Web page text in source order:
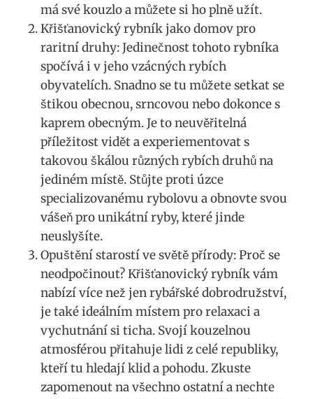
má své kouzlo a můžete si ho plně užít.
Křišťanovický rybník jako domov pro
raritní druhy: Jedinečnost tohoto rybníka
spočívá i v jeho vzácných rybích
obyvatelích. Snadno se tu můžete setkat se
štikou obecnou, srncovou nebo dokonce s
kaprem obecným. Je to neuvěřitelná
příležitost vidět a experiementovat s
takovou škálou různých rybích druhů na
jediném místě. Stůjte proti úzce
specializovanému rybolovu a obnovte svou
vášeň pro unikátní ryby, které jinde
neuslyšíte.
Opuštění starostí ve světě přírody: Proč se
neodpočinout? Křišťanovický rybník vám
nabízí více než jen rybářské dobrodružství,
je také ideálním místem pro relaxaci a
vychutnání si ticha. Svojí kouzelnou
atmosférou přitahuje lidi z celé republiky,
kteří tu hledají klid a pohodu. Zkuste
zapomenout na všechno ostatní a nechte